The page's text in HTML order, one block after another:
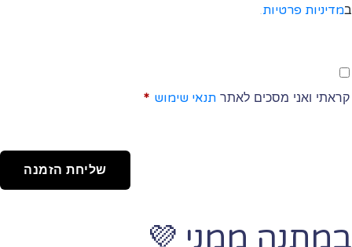
במדיניות פרטיות
קראתי ואני מסכים לאתר תנאי שימוש *
שליחת הזמנה
במתנה ממני 💜